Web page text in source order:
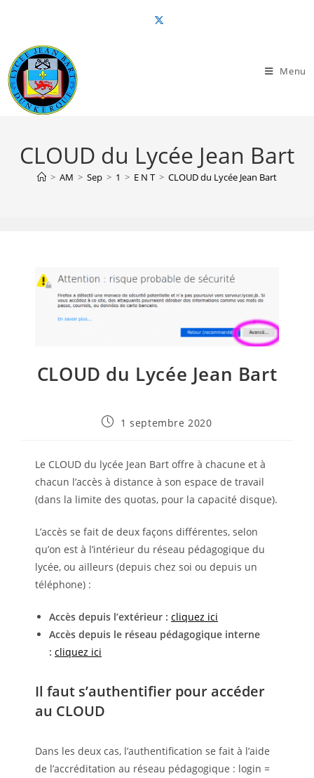
content
Menu
CLOUD du Lycée Jean Bart
> AM > Sep > 1 > E N T > CLOUD du Lycée Jean Bart
CLOUD du Lycée Jean Bart
Publication
1 septembre 2020
Le CLOUD du lycée Jean Bart offre à chacune et à
chacun l’accès à distance à son espace de travail
(dans la limite des quotas, pour la capacité disque).
L’accès se fait de deux façons différentes, selon
qu’on est à l’intérieur du réseau pédagogique du
lycée, ou ailleurs (depuis chez soi ou depuis un
téléphone) :
Accès depuis l’extérieur : cliquez ici
Accès depuis le réseau pédagogique interne
: cliquez ici
Il faut s’authentifier pour accéder
au CLOUD
Dans les deux cas, l’authentification se fait à l’aide
de l’accréditation au réseau pédagogique : login =